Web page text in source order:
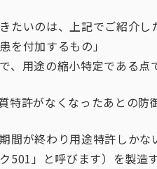
たいのは、上記でご紹介し
を付加するもの」
、用途の縮小特定である点
特許がなくなったあとの防
間が終わり用途特許しか
501」と呼びます）を製造